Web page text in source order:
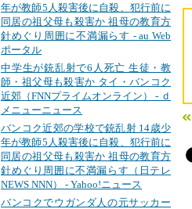
年が教師5人殺害後に自殺、犯行前に
同居の祖父母も殺害か 祖母の教育方
針めぐり周囲に不満漏らす - au Web
ポータル
中学生が銃乱射で6人死亡 生徒・教
師・祖父母も殺害か タイ・バンコク
近郊（FNNプライムオンライン） - ｄ
メニューニュース
バンコク近郊の学校で銃乱射 14歳少
年が教師5人殺害後に自殺、犯行前に
同居の祖父母も殺害か 祖母の教育方
針めぐり周囲に不満漏らす（日テレ
NEWS NNN） - Yahoo!ニュース
バンコクでウガンダ人の元サッカー